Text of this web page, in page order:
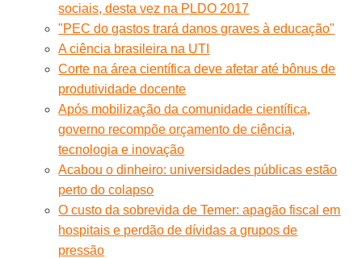
sociais, desta vez na PLDO 2017
"PEC do gastos trará danos graves à educação"
A ciência brasileira na UTI
Corte na área científica deve afetar até bônus de
produtividade docente
Após mobilização da comunidade científica,
governo recompõe orçamento de ciência,
tecnologia e inovação
Acabou o dinheiro: universidades públicas estão
perto do colapso
O custo da sobrevida de Temer: apagão fiscal em
hospitais e perdão de dívidas a grupos de
pressão